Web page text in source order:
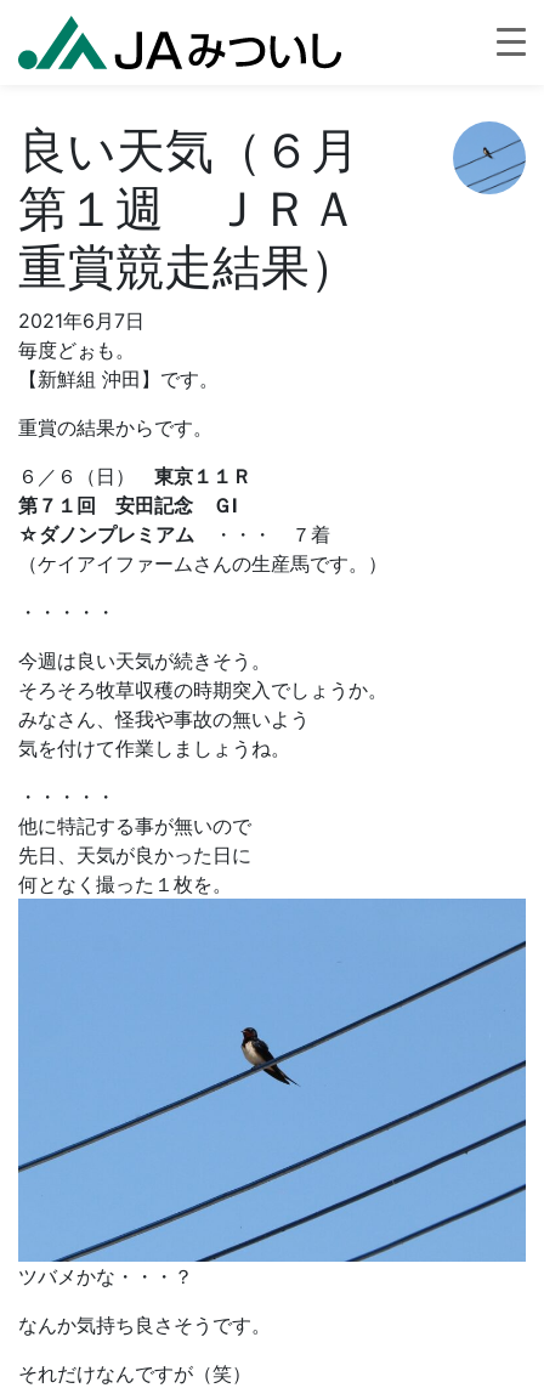
良い天気（６月
第１週 ＪＲＡ
重賞競走結果）
2021年6月7日
毎度どぉも。
【新鮮組 沖田】です。
重賞の結果からです。
６／６（日） 東京１１Ｒ
第７１回 安田記念 ＧⅠ
☆ダノンプレミアム ・・・ ７着
（ケイアイファームさんの生産馬です。）
・・・・・
今週は良い天気が続きそう。
そろそろ牧草収穫の時期突入でしょうか。
みなさん、怪我や事故の無いよう
気を付けて作業しましょうね。
・・・・・
他に特記する事が無いので
先日、天気が良かった日に
何となく撮った１枚を。
ツバメかな・・・？
なんか気持ち良さそうです。
それだけなんですが（笑）